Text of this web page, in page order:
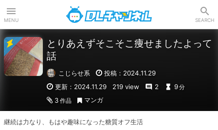
MENU SEARCH
とりあえずそこそこ痩せましたよって
話
こじらせ系
投稿：2024.11.29
更新：2024.11.29
219 view 2 9分
3 作品 マンガ
継続は力なり、もはや趣味になった糖質オフ生活